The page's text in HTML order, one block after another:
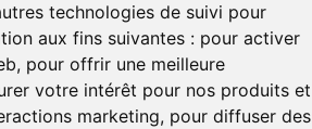
technologies de suivi pour
aux fins suivantes : pour activer
, pour offrir une meilleure
votre intérêt pour nos produits et
marketing, pour diffuser des
UN SPÉCIALISTE DÉDIÉ